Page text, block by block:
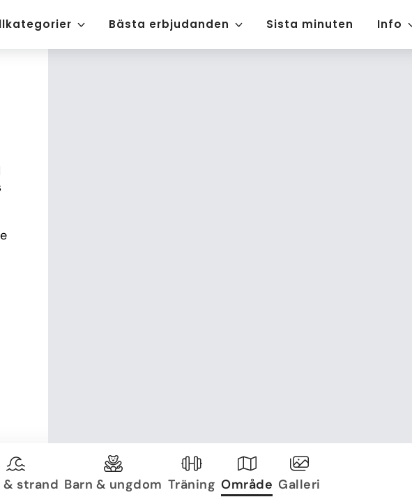
Bästa erbjudanden Sista minuten Info
& strand Barn & ungdom Träning Område Galleri